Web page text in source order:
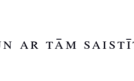
ar tām